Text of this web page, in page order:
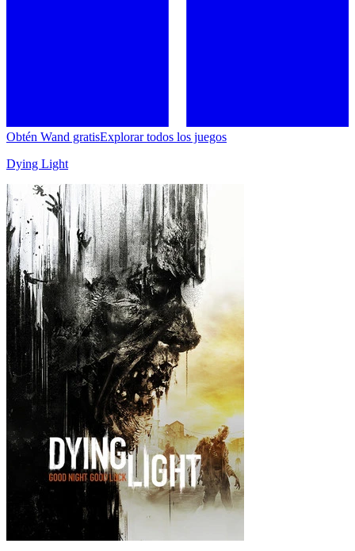
Obtén Wand gratisExplorar todos los juegos
Dying Light